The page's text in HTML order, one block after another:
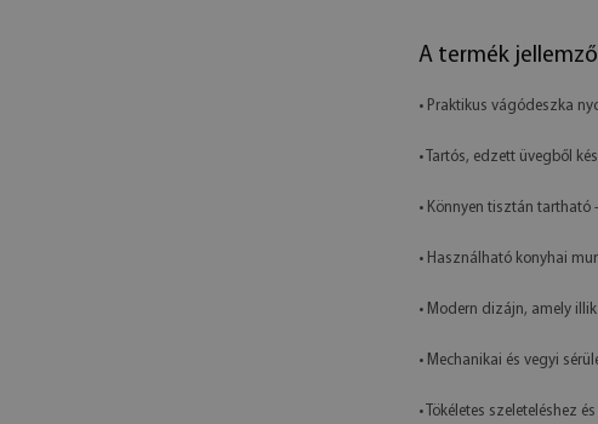
A termék
• Praktikus vágódeszka
• Tartós, edzett üvegből
• Könnyen tisztán tartható
• Használható konyhai
• Modern dizájn, amely
• Mechanikai és vegyi
• Tökéletes szeleteléshez